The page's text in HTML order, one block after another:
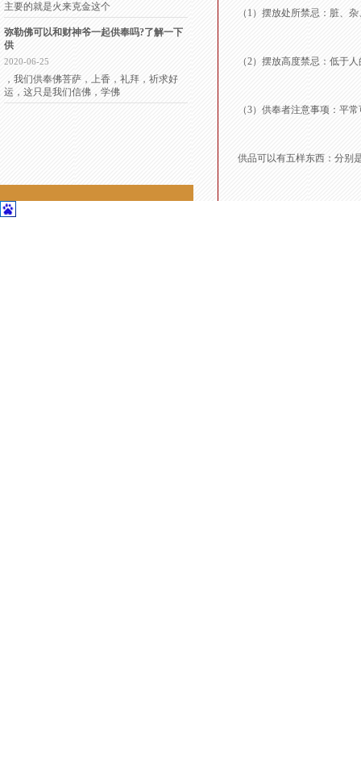
（1）摆放处所禁忌：脏、杂
（2）摆放高度禁忌：低于人
（3）供奉者注意事项：平常
供品可以有五样东西：分别是
主要的就是火来克金这个
弥勒佛可以和财神爷一起供奉吗?了解一下
供
2020-06-25
，我们供奉佛菩萨，上香，礼拜，祈求好
运，这只是我们信佛，学佛